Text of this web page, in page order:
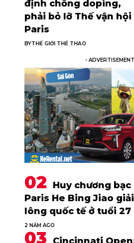
định chống doping,
phải bỏ lỡ Thế vận hội
Paris
BYTHẾ GIỚI THỂ THAO
-
Huy chương
Paris He Bing Jiao
lông quốc tế ở tuổi 27
2 NĂM AGO